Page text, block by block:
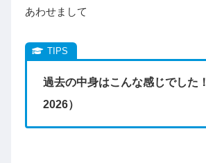
あわせまして
過去の中身はこんな感じでした！
2026）